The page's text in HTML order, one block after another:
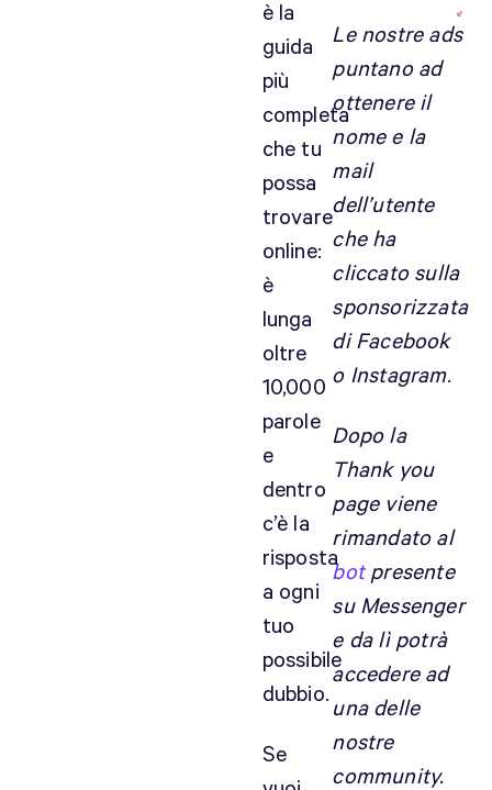
è la
guida
più
completa
che tu
possa
trovare
online:
è
lunga
oltre
10,000
parole
e
dentro
c’è la
risposta
a ogni
tuo
possibile
dubbio.
Se
Le nostre ads
puntano ad
ottenere il
nome e la
mail
dell’utente
che ha
cliccato sulla
sponsorizzata
di Facebook
o Instagram.
Dopo la
Thank you
page viene
rimandato al
botpresente
su Messenger
e da lì potrà
accedere ad
una delle
nostre
community.